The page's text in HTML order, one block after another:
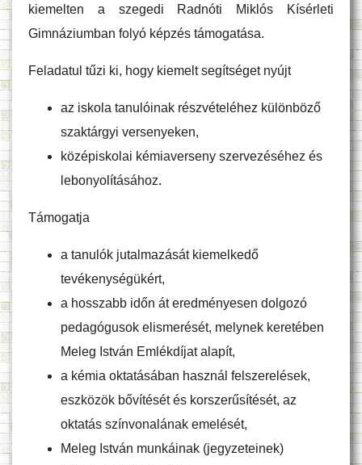
kiemelten a szegedi Radnóti Miklós Kísérleti
Gimnáziumban folyó képzés támogatása.
Feladatul tűzi ki, hogy kiemelt segítséget nyújt
az iskola tanulóinak részvételéhez különböző
szaktárgyi versenyeken,
középiskolai kémiaverseny szervezéséhez és
lebonyolításához.
Támogatja
a tanulók jutalmazását kiemelkedő
tevékenységükért,
a hosszabb időn át eredményesen dolgozó
pedagógusok elismerését, melynek keretében
Meleg István Emlékdíjat alapít,
a kémia oktatásában használ felszerelések,
eszközök bővítését és korszerűsítését, az
oktatás színvonalának emelését,
Meleg István munkáinak (jegyzeteinek)